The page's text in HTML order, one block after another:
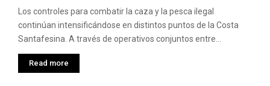
Los controles para combatir la caza y la pesca ilegal
continúan intensificándose en distintos puntos de la Costa
Santafesina. A través de operativos conjuntos entre...
Read more